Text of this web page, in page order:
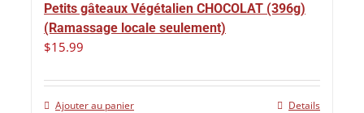
Petits gâteaux Végétalien CHOCOLAT (396g)
(Ramassage locale seulement)
$15.99
Ajouter au panier Details